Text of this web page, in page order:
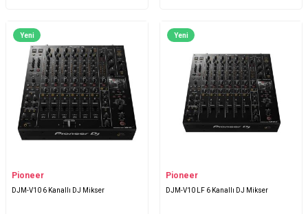
Yeni
Pioneer
DJM-V10 6 Kanallı DJ Mikser
Yeni
Pioneer
DJM-V10 LF 6 Kanallı DJ Mikser